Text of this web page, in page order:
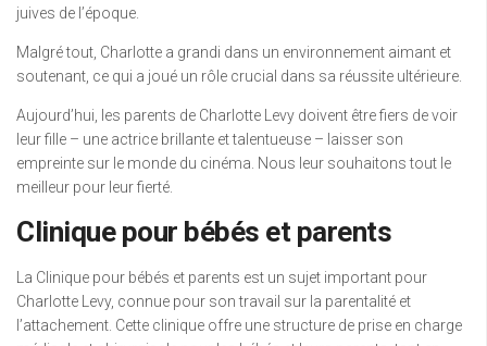
juives de l’époque.
Malgré tout, Charlotte a grandi dans un environnement aimant et
soutenant, ce qui a joué un rôle crucial dans sa réussite ultérieure.
Aujourd’hui, les parents de Charlotte Levy doivent être fiers de voir
leur fille – une actrice brillante et talentueuse – laisser son
empreinte sur le monde du cinéma. Nous leur souhaitons tout le
meilleur pour leur fierté.
Clinique pour bébés et parents
La Clinique pour bébés et parents est un sujet important pour
Charlotte Levy, connue pour son travail sur la parentalité et
l’attachement. Cette clinique offre une structure de prise en charge